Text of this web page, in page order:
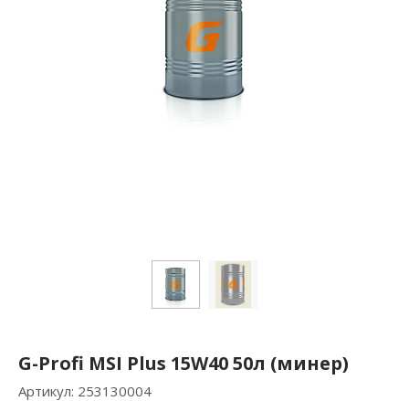
G-Profi MSI Plus 15W40 50л (минер)
Артикул: 253130004